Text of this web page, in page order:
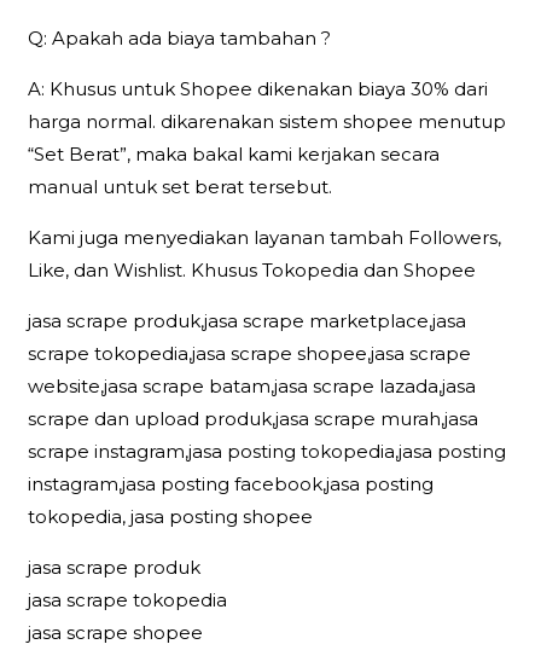
Q: Apakah ada biaya tambahan ?
A: Khusus untuk Shopee dikenakan biaya 30% dari
harga normal. dikarenakan sistem shopee menutup
“Set Berat”, maka bakal kami kerjakan secara
manual untuk set berat tersebut.
Kami juga menyediakan layanan tambah Followers,
Like, dan Wishlist. Khusus Tokopedia dan Shopee
jasa scrape produk,jasa scrape marketplace,jasa
scrape tokopedia,jasa scrape shopee,jasa scrape
website,jasa scrape batam,jasa scrape lazada,jasa
scrape dan upload produk,jasa scrape murah,jasa
scrape instagram,jasa posting tokopedia,jasa posting
instagram,jasa posting facebook,jasa posting
tokopedia, jasa posting shopee
jasa scrape produk
jasa scrape tokopedia
jasa scrape shopee